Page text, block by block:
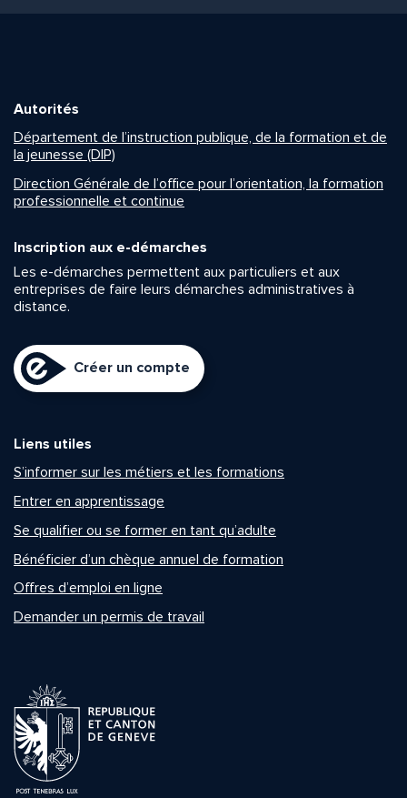
Autorités
Département de l’instruction publique, de la formation et de
la jeunesse (DIP)
Direction Générale de l’office pour l’orientation, la formation
professionnelle et continue
Inscription aux e-démarches
Les e-démarches permettent aux particuliers et aux
entreprises de faire leurs démarches administratives à
distance.
Créer un compte
Liens utiles
S’informer sur les métiers et les formations
Entrer en apprentissage
Se qualifier ou se former en tant qu’adulte
Bénéficier d’un chèque annuel de formation
Offres d’emploi en ligne
Demander un permis de travail